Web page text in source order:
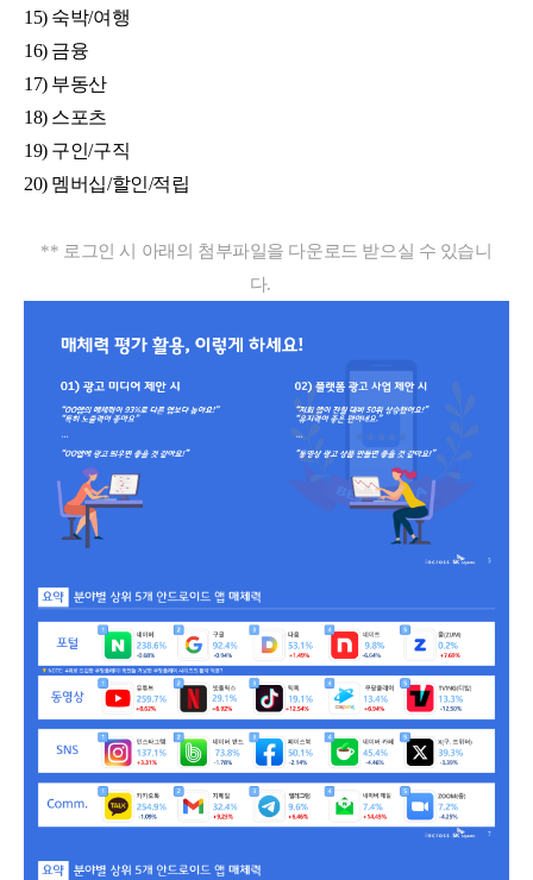
15) 숙박/여행
16) 금융
17) 부동산
18) 스포츠
19) 구인/구직
20) 멤버십/할인/적립
** 로그인 시 아래의 첨부파일을 다운로드 받으실 수 있습니
다.